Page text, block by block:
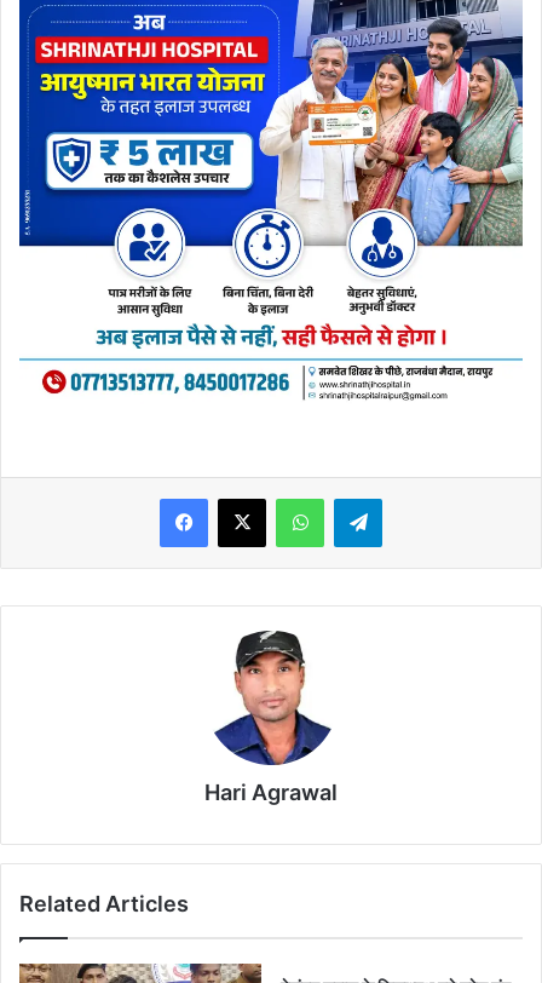
WhatsAppTelegram
Hari Agrawal
Related Articles